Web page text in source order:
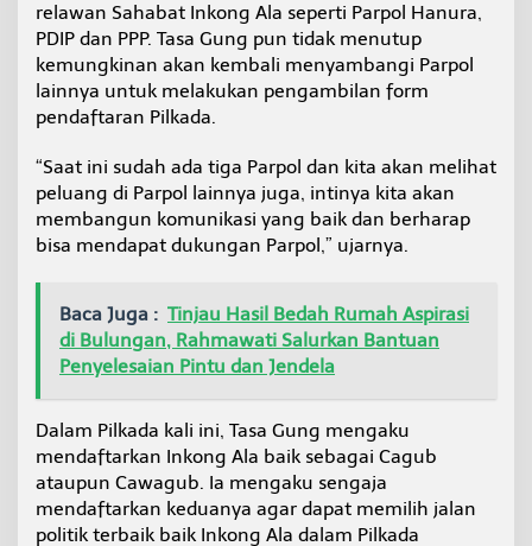
relawan Sahabat Inkong Ala seperti Parpol Hanura,
PDIP dan PPP. Tasa Gung pun tidak menutup
kemungkinan akan kembali menyambangi Parpol
lainnya untuk melakukan pengambilan form
pendaftaran Pilkada.
“Saat ini sudah ada tiga Parpol dan kita akan melihat
peluang di Parpol lainnya juga, intinya kita akan
membangun komunikasi yang baik dan berharap
bisa mendapat dukungan Parpol,” ujarnya.
Baca Juga : Tinjau Hasil Bedah Rumah Aspirasi
di Bulungan, Rahmawati Salurkan Bantuan
Penyelesaian Pintu dan Jendela
Dalam Pilkada kali ini, Tasa Gung mengaku
mendaftarkan Inkong Ala baik sebagai Cagub
ataupun Cawagub. Ia mengaku sengaja
mendaftarkan keduanya agar dapat memilih jalan
politik terbaik baik Inkong Ala dalam Pilkada